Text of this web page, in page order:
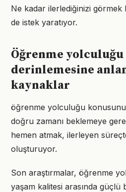
Ne kadar ilerlediğinizi görmek
de istek yaratıyor.
Öğrenme
derinlemesine
kaynaklar
öğrenme yolculuğu
doğru zamanı beklemeye
hemen atmak, ilerleyen
oluşturuyor.
Son araştırmalar, öğrenme
yaşam kalitesi arasında